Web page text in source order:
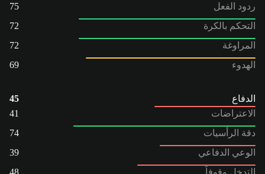
ردود الفعل
75
التحكم بالكرة
72
المراوغة
72
الهدوء
69
الدفاع
45
الاعتراضات
41
دقة الرأسيات
74
الوعي الدفاعي
39
التدخل وقوفاً
48